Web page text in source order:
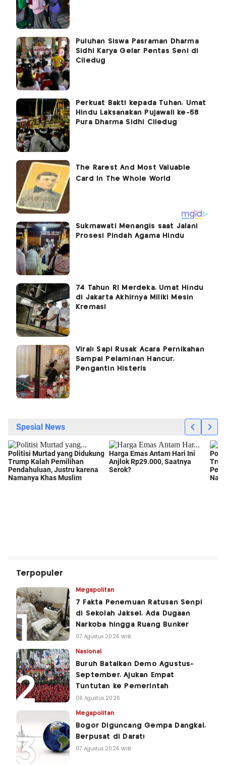
Puluhan Siswa Pasraman Dharma
Sidhi Karya Gelar Pentas Seni di
Ciledug
Perkuat Bakti kepada Tuhan, Umat
Hindu Laksanakan Pujawali ke-58
Pura Dharma Sidhi Ciledug
Sukmawati Menangis saat Jalani
Prosesi Pindah Agama Hindu
74 Tahun RI Merdeka, Umat Hindu
di Jakarta Akhirnya Miliki Mesin
Kremasi
Viral! Sapi Rusak Acara Pernikahan
Sampai Pelaminan Hancur,
Pengantin Histeris
Terpopuler
Megapolitan
7 Fakta Penemuan Ratusan Senpi
di Sekolah Jaksel, Ada Dugaan
Narkoba hingga Ruang Bunker
07 Agustus 2026 WIB
Nasional
Buruh Batalkan Demo Agustus-
September, Ajukan Empat
Tuntutan ke Pemerintah
06 Agustus 2026
Megapolitan
Bogor Diguncang Gempa Dangkal,
Berpusat di Darat!
07 Agustus 2026 WIB